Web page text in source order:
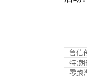
鲁信
特;
零跑